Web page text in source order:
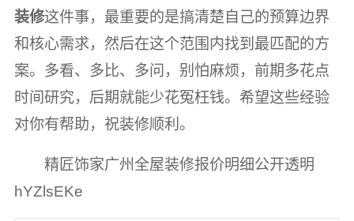
装修这件事，最重要的是搞清楚自己的预算边界
和核心需求，然后在这个范围内找到最匹配的方
案。多看、多比、多问，别怕麻烦，前期多花点
时间研究，后期就能少花冤枉钱。希望这些经验
对你有帮助，祝装修顺利。
精匠饰家广州全屋装修报价明细公开透明
hYZlsEKe